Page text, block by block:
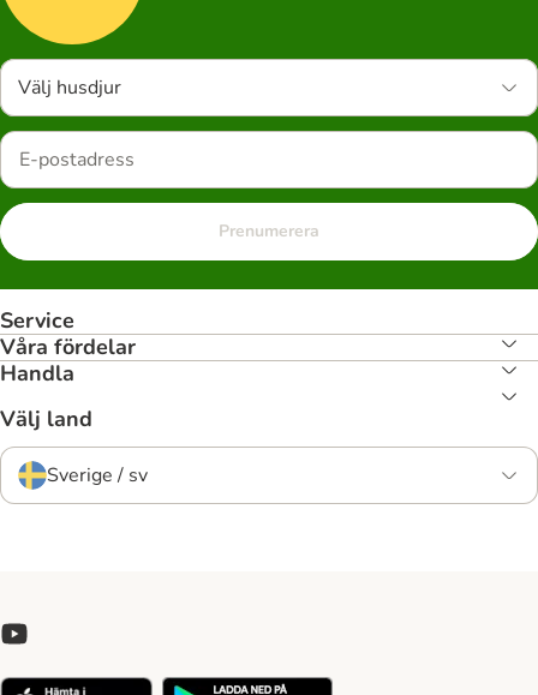
Välj husdjur
Prenumerera
Service
Våra fördelar
Handla
Välj land
Sverige / sv